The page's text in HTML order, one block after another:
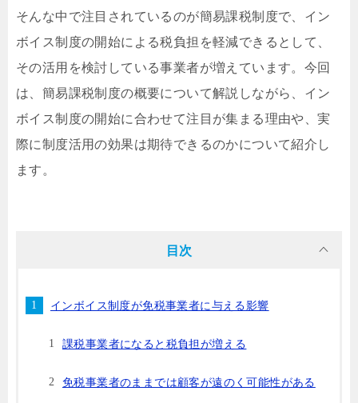
そんな中で注目されているのが簡易課税制度で、イン
ボイス制度の開始による税負担を軽減できるとして、
その活用を検討している事業者が増えています。今回
は、簡易課税制度の概要について解説しながら、イン
ボイス制度の開始に合わせて注目が集まる理由や、実
際に制度活用の効果は期待できるのかについて紹介し
ます。
目次
インボイス制度が免税事業者に与える影響
課税事業者になると税負担が増える
免税事業者のままでは顧客が遠のく可能性がある